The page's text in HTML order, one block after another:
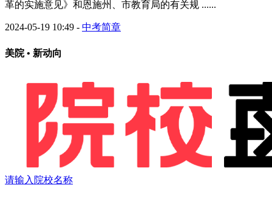
革的实施意见》和恩施州、市教育局的有关规 ......
2024-05-19 10:49 - 中考简章
美院 • 新动向
请输入院校名称